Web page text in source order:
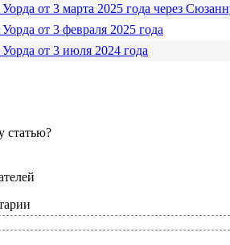
от 3 марта 2025 года через
от 3 февраля 2025 года
от 3 июля 2024 года
статью?